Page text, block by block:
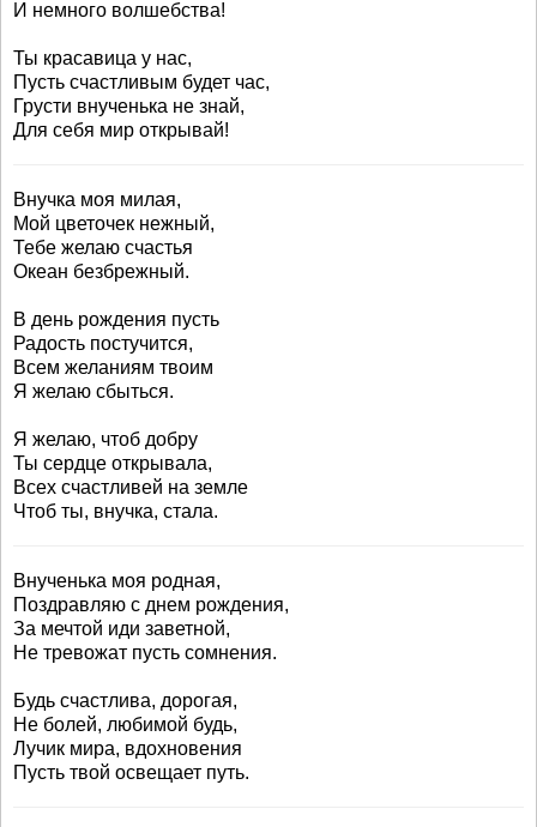
И немного волшебства!
Ты красавица у нас,
Пусть счастливым будет час,
Грусти внученька не знай,
Для себя мир открывай!
Внучка моя милая,
Мой цветочек нежный,
Тебе желаю счастья
Океан безбрежный.
В день рождения пусть
Радость постучится,
Всем желаниям твоим
Я желаю сбыться.
Я желаю, чтоб добру
Ты сердце открывала,
Всех счастливей на земле
Чтоб ты, внучка, стала.
Внученька моя родная,
Поздравляю с днем рождения,
За мечтой иди заветной,
Не тревожат пусть сомнения.
Будь счастлива, дорогая,
Не болей, любимой будь,
Лучик мира, вдохновения
Пусть твой освещает путь.